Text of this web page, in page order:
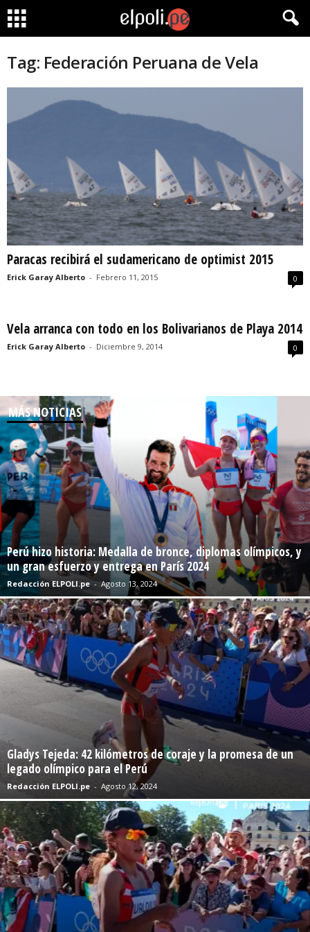
Tag: Federación Peruana de Vela
Paracas recibirá el sudamericano de optimist 2015
Erick Garay Alberto - Febrero 11, 2015 0
Vela arranca con todo en los Bolivarianos de Playa 2014
Erick Garay Alberto - Diciembre 9, 2014 0
MÁS NOTICIAS
Perú hizo historia: Medalla de bronce, diplomas olímpicos, y
un gran esfuerzo y entrega en París 2024
Redacción ELPOLI.pe - Agosto 13, 2024
Gladys Tejeda: 42 kilómetros de coraje y la promesa de un
legado olímpico para el Perú
Redacción ELPOLI.pe - Agosto 12, 2024